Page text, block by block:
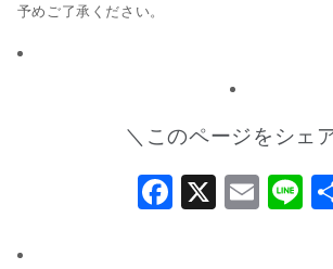
予めご了承ください。
＼このページをシェ
Facebook
X